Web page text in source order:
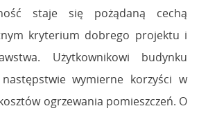
staje się pożądaną cechą
kryterium dobrego projektu i
Użytkownikowi budynku
wymierne korzyści w
ogrzewania pomieszczeń. O